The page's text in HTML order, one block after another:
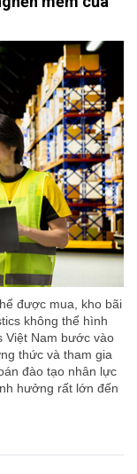
được mua, kho bãi
không thể hình
Việt Nam bước vào
thức và tham gia
đào tạo nhân lực
hưởng rất lớn đến